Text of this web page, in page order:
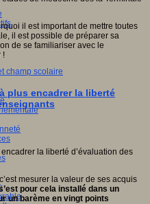
champ scolaire
il est important de mettre toutes
il est possible de préparer sa
de se familiariser avec le
!
plus encadrer la liberté
mesurer la valeur de ses acquis
pour cela installé dans un
un barème en vingt points